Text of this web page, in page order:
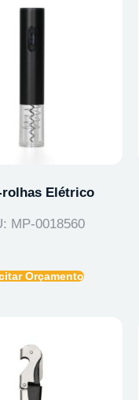
rolhas Elétrico
MP-0018560
Orçamento